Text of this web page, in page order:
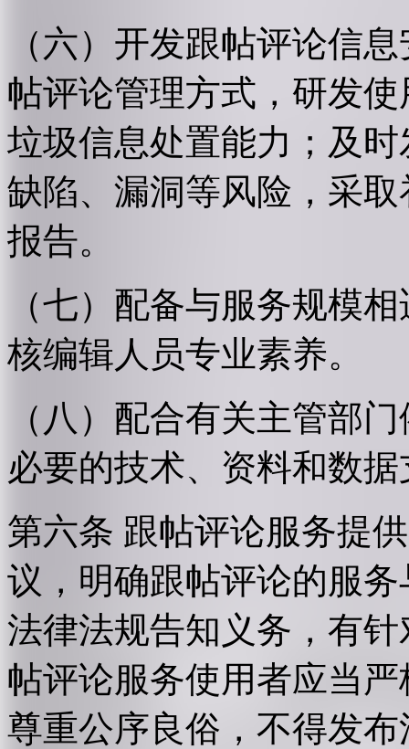
（六）开发跟帖评论信
帖评论管理方式，研发
垃圾信息处置能力；及
缺陷、漏洞等风险，采
报告。
（七）配备与服务规模
核编辑人员专业素养。
（八）配合有关主管部
必要的技术、资料和数
第六条 跟帖评论服务提
议，明确跟帖评论的服
法律法规告知义务，有
帖评论服务使用者应当
尊重公序良俗，不得发